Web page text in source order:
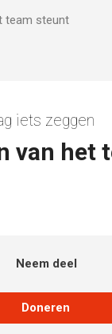
team steunt
iets zeggen
van het
Neem deel
Doneren